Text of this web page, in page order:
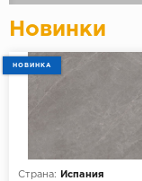
Новинки
НОВИНКА
Страна:
Испания